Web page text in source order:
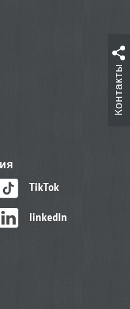
TikTok
linkedIn
Контакты